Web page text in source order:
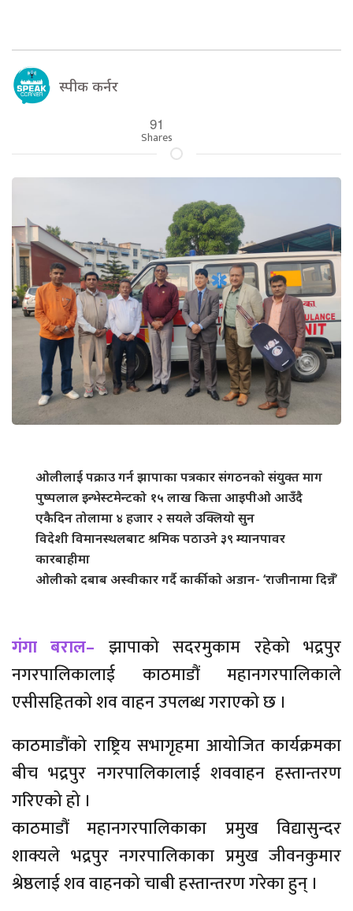
स्पीक कर्नर
91
Shares
ओलीलाई पक्राउ गर्न झापाका पत्रकार संगठनको संयुक्त माग
पुष्पलाल इन्भेस्टमेन्टको १५ लाख कित्ता आइपीओ आउँदै
एकैदिन तोलामा ४ हजार २ सयले उक्लियो सुन
विदेशी विमानस्थलबाट श्रमिक पठाउने ३९ म्यानपावर
कारबाहीमा
ओलीको दबाब अस्वीकार गर्दै कार्कीको अडान- ‘राजीनामा दिन्नँ’
गंगा बराल– झापाको सदरमुकाम रहेको भद्रपुर
नगरपालिकालाई काठमाडौं महानगरपालिकाले
एसीसहितको शव वाहन उपलब्ध गराएको छ ।
काठमाडौंको राष्ट्रिय सभागृहमा आयोजित कार्यक्रमका
बीच भद्रपुर नगरपालिकालाई शववाहन हस्तान्तरण
गरिएको हो ।
काठमाडौं महानगरपालिकाका प्रमुख विद्यासुन्दर
शाक्यले भद्रपुर नगरपालिकाका प्रमुख जीवनकुमार
श्रेष्ठलाई शव वाहनको चाबी हस्तान्तरण गरेका हुन् ।